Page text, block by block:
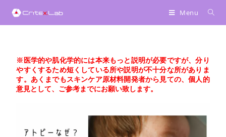
キ
Menu
※医学的や肌化学的には本来もっと説明が必要ですが、分り
やすくするため短くしている所や説明が不十分な所がありま
す。あくまでもスキンケア原材料開発者から見ての、個人的
意見として、ご参考までにお願い致します。